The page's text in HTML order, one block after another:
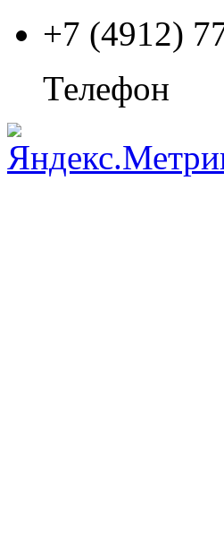
+7 (4912)
Телефон